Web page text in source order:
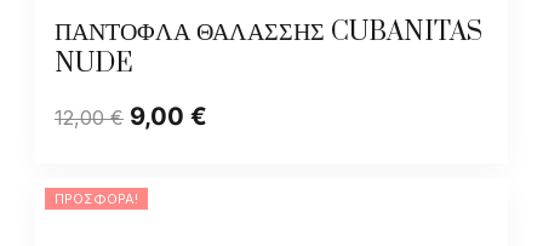
ΠΑΝΤΟΦΛΑ ΘΑΛΑΣΣΗΣ CUBANITAS
NUDE
12,00€ 9,00 €
ΠΡΟΣΦΟΡΆ!